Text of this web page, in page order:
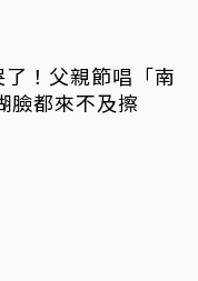
！父親節唱「南
臉都來不及擦